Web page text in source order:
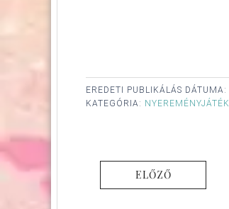
EREDETI PUBLIKÁLÁS DÁTUMA:
KATEGÓRIA: NYEREMÉNYJÁTÉK
ELŐZŐ